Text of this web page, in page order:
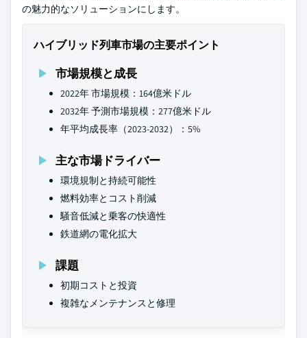
の魅力的なソリューションにします。
ハイブリッド列車市場の主要ポイント
市場規模と成長
2022年 市場規模：164億米ドル
2032年 予測市場規模：277億米ドル
年平均成長率（2023-2032）：5%
主な市場ドライバー
環境規制と持続可能性
燃料効率とコスト削減
騒音低減と乗客の快適性
鉄道網の電化拡大
課題
初期コストと投資
複雑なメンテナンスと修理